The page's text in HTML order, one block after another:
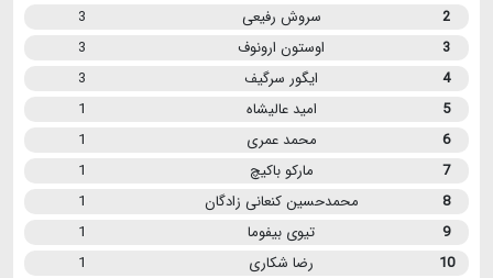
2
سروش رفیعی
3
3
اوستون ارونوف
3
4
ایگور سرگیف
3
5
امید عالیشاه
1
6
محمد عمری
1
7
مارکو باکیچ
1
8
محمدحسین کنعانی زادگان
1
9
تیوی بیفوما
1
10
رضا شکاری
1